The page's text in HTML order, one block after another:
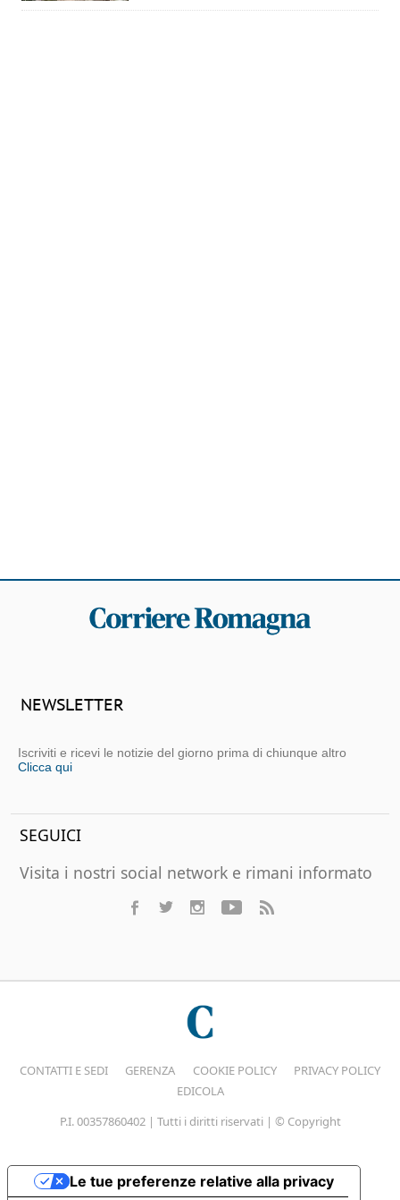
NEWSLETTER
Iscriviti e ricevi le notizie del giorno prima di chiunque altro
Clicca qui
SEGUICI
Visita i nostri social network e rimani informato
CONTATTI E SEDI GERENZA COOKIE POLICY
PRIVACY POLICY
EDICOLA
P.I. 00357860402 | Tutti i diritti riservati | © Copyright
Le tue preferenze relative alla privacy